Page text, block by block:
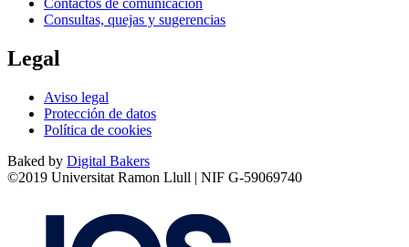
Contactos de comunicación
Consultas, quejas y sugerencias
Legal
Aviso legal
Protección de datos
Política de cookies
Baked by Digital Bakers
©2019 Universitat Ramon Llull | NIF G-59069740